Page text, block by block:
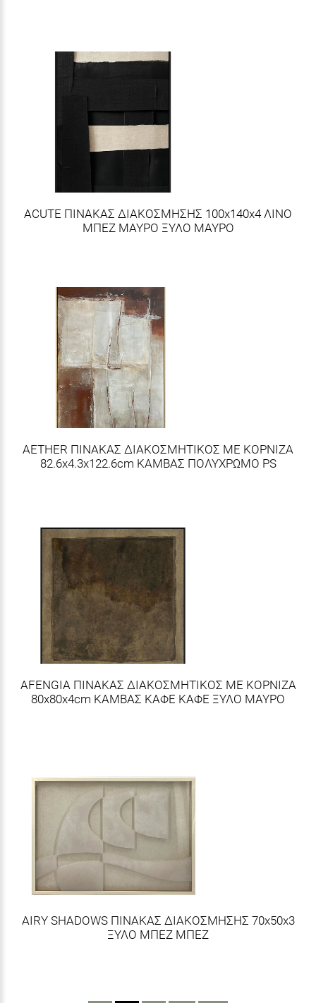
ACUTE ΠΙΝΑΚΑΣ ΔΙΑΚΟΣΜΗΣΗΣ 100x140x4 ΛΙΝΟ
ΜΠΕΖ ΜΑΥΡΟ ΞΥΛΟ ΜΑΥΡΟ
AETHER ΠΙΝΑΚΑΣ ΔΙΑΚΟΣΜΗΤΙΚΟΣ ΜΕ ΚΟΡΝΙΖΑ
82.6x4.3x122.6cm ΚΑΜΒΑΣ ΠΟΛΥΧΡΩΜΟ PS
AFENGIA ΠΙΝΑΚΑΣ ΔΙΑΚΟΣΜΗΤΙΚΟΣ ΜΕ ΚΟΡΝΙΖΑ
80x80x4cm ΚΑΜΒΑΣ ΚΑΦΕ ΚΑΦΕ ΞΥΛΟ ΜΑΥΡΟ
AIRY SHADOWS ΠΙΝΑΚΑΣ ΔΙΑΚΟΣΜΗΣΗΣ 70x50x3
ΞΥΛΟ ΜΠΕΖ ΜΠΕΖ